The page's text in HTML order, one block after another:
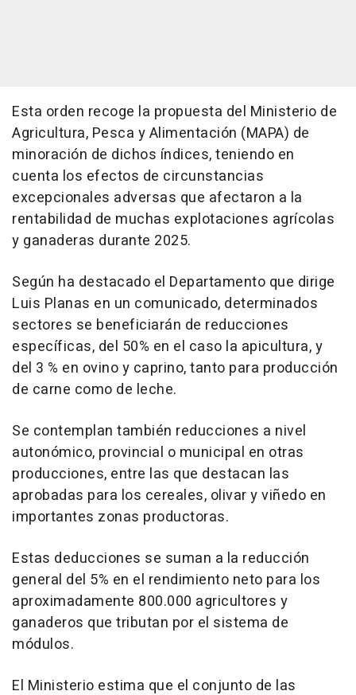
Esta orden recoge la propuesta del Ministerio de
Agricultura, Pesca y Alimentación (MAPA) de
minoración de dichos índices, teniendo en
cuenta los efectos de circunstancias
excepcionales adversas que afectaron a la
rentabilidad de muchas explotaciones agrícolas
y ganaderas durante 2025.
Según ha destacado el Departamento que dirige
Luis Planas en un comunicado, determinados
sectores se beneficiarán de reducciones
específicas, del 50% en el caso la apicultura, y
del 3 % en ovino y caprino, tanto para producción
de carne como de leche.
Se contemplan también reducciones a nivel
autonómico, provincial o municipal en otras
producciones, entre las que destacan las
aprobadas para los cereales, olivar y viñedo en
importantes zonas productoras.
Estas deducciones se suman a la reducción
general del 5% en el rendimiento neto para los
aproximadamente 800.000 agricultores y
ganaderos que tributan por el sistema de
módulos.
El Ministerio estima que el conjunto de las